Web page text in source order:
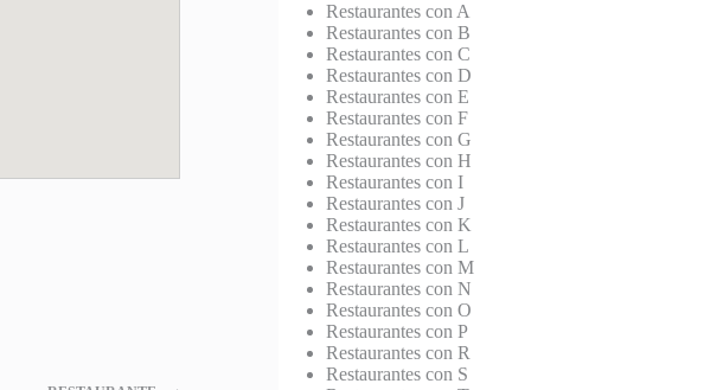
Restaurantes con A
Restaurantes con B
Restaurantes con C
Restaurantes con D
Restaurantes con E
Restaurantes con F
Restaurantes con G
Restaurantes con H
Restaurantes con I
Restaurantes con J
Restaurantes con K
Restaurantes con L
Restaurantes con M
Restaurantes con N
Restaurantes con O
Restaurantes con P
Restaurantes con R
Restaurantes con S